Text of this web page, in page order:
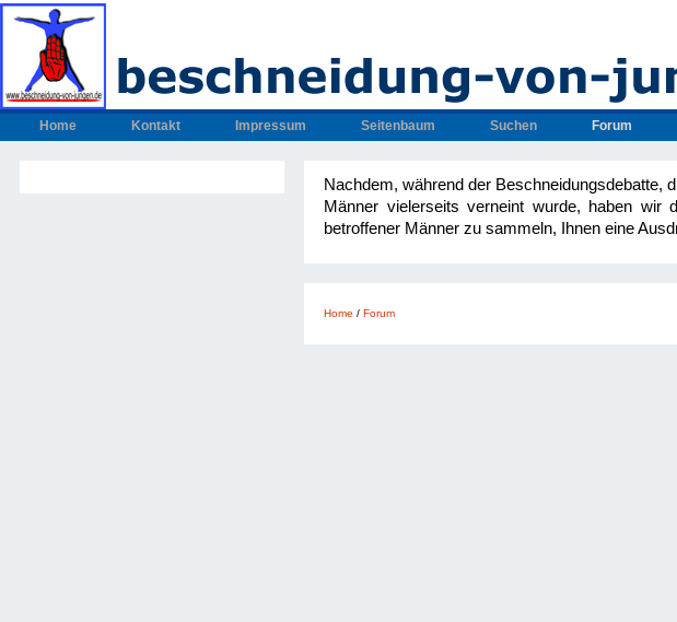
Home Kontakt Impressum Seitenbaum Suchen Forum
Nachdem, während der Beschneidungsdebatte,
Männer vielerseits verneint wurde, haben wir
betroffener Männer zu sammeln, Ihnen eine
Home / Forum